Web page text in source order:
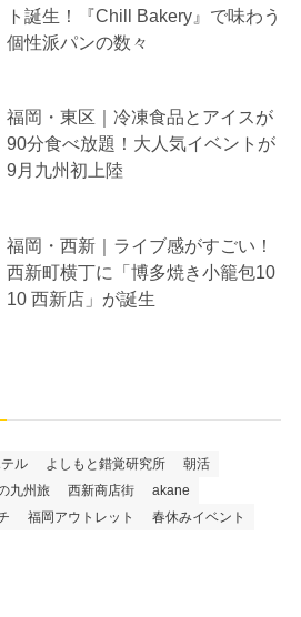
ト誕生！『Chill Bakery』で味わう
個性派パンの数々
福岡・東区｜冷凍食品とアイスが
90分食べ放題！大人気イベントが
9月九州初上陸
福岡・西新｜ライブ感がすごい！
西新町横丁に「博多焼き小籠包10
10 西新店」が誕生
ル よしもと錯覚研究所
朝活
九州旅 西新商店街
akane
福岡アウトレット
春休みイベント